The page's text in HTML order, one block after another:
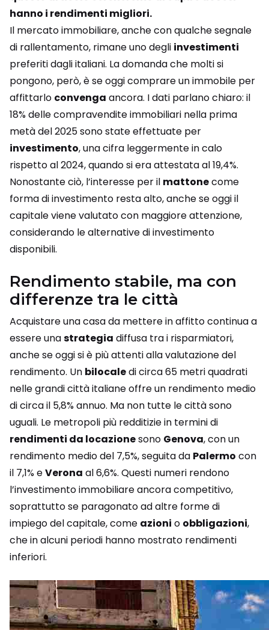
hanno i rendimenti migliori.
Il mercato immobiliare, anche con qualche segnale
di rallentamento, rimane uno degli investimenti
preferiti dagli italiani. La domanda che molti si
pongono, però, è se oggi comprare un immobile per
affittarlo convenga ancora. I dati parlano chiaro: il
18% delle compravendite immobiliari nella prima
metà del 2025 sono state effettuate per
investimento, una cifra leggermente in calo
rispetto al 2024, quando si era attestata al 19,4%.
Nonostante ciò, l’interesse per il mattonecome
forma di investimento resta alto, anche se oggi il
capitale viene valutato con maggiore attenzione,
considerando le alternative di investimento
disponibili.
Rendimento stabile, ma con
differenze tra le città
Acquistare una casa da mettere in affitto continua a
essere unastrategia diffusa tra i risparmiatori,
anche se oggi si è più attenti alla valutazione del
rendimento. Un bilocaledi circa 65 metri quadrati
nelle grandi città italiane offre un rendimento medio
di circa il 5,8% annuo. Ma non tutte le città sono
uguali. Le metropoli più redditizie in termini di
rendimenti da locazionesono Genova, con un
rendimento medio del 7,5%, seguita da Palermo con
il 7,1% eVerona al 6,6%. Questi numeri rendono
l’investimento immobiliare ancora competitivo,
soprattutto se paragonato ad altre forme di
impiego del capitale, come azioni o obbligazioni,
che in alcuni periodi hanno mostrato rendimenti
inferiori.